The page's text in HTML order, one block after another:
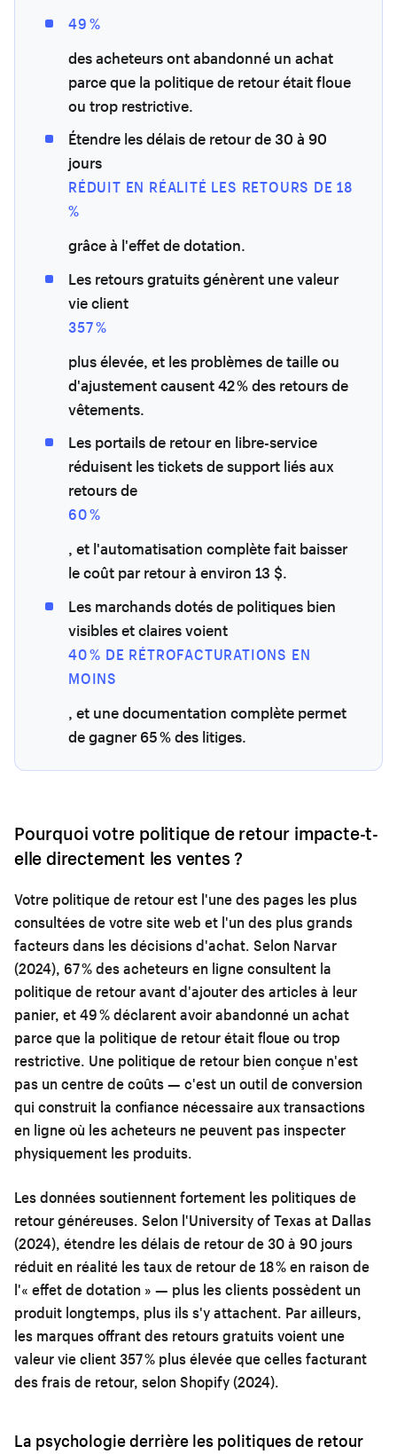
49 %
des acheteurs ont abandonné un achat
parce que la politique de retour était floue
ou trop restrictive.
Étendre les délais de retour de 30 à 90
jours
RÉDUIT EN RÉALITÉ LES RETOURS DE 18
%
grâce à l'effet de dotation.
Les retours gratuits génèrent une valeur
vie client
357 %
plus élevée, et les problèmes de taille ou
d'ajustement causent 42 % des retours de
vêtements.
Les portails de retour en libre-service
réduisent les tickets de support liés aux
retours de
60 %
, et l'automatisation complète fait baisser
le coût par retour à environ 13 $.
Les marchands dotés de politiques bien
visibles et claires voient
40 % DE RÉTROFACTURATIONS EN
MOINS
, et une documentation complète permet
de gagner 65 % des litiges.
Pourquoi votre politique de retour impacte-t-
elle directement les ventes ?
Votre politique de retour est l'une des pages les plus
consultées de votre site web et l'un des plus grands
facteurs dans les décisions d'achat. Selon Narvar
(2024), 67 % des acheteurs en ligne consultent la
politique de retour avant d'ajouter des articles à leur
panier, et 49 % déclarent avoir abandonné un achat
parce que la politique de retour était floue ou trop
restrictive. Une politique de retour bien conçue n'est
pas un centre de coûts — c'est un outil de conversion
qui construit la confiance nécessaire aux transactions
en ligne où les acheteurs ne peuvent pas inspecter
physiquement les produits.
Les données soutiennent fortement les politiques de
retour généreuses. Selon l'University of Texas at Dallas
(2024), étendre les délais de retour de 30 à 90 jours
réduit en réalité les taux de retour de 18 % en raison de
l'« effet de dotation » — plus les clients possèdent un
produit longtemps, plus ils s'y attachent. Par ailleurs,
les marques offrant des retours gratuits voient une
valeur vie client 357 % plus élevée que celles facturant
des frais de retour, selon Shopify (2024).
La psychologie derrière les politiques de retour